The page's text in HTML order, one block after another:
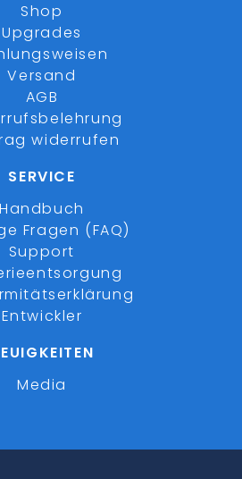
Shop
Upgrades
Versand
AGB
widerrufen
SERVICE
Handbuch
Fragen (FAQ)
Support
Entwickler
Media